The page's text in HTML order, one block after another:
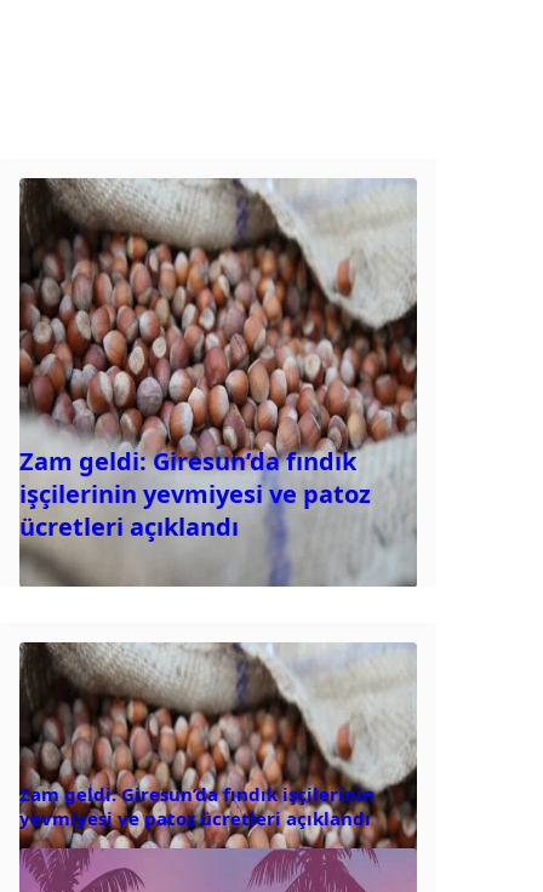
Zam geldi: Giresun’da fındık
işçilerinin yevmiyesi ve patoz
ücretleri açıklandı
Zam geldi: Giresun’da fındık işçilerinin
yevmiyesi ve patoz ücretleri açıklandı